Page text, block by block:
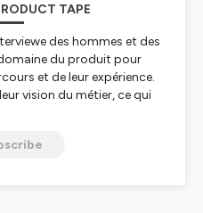
TAPE
des hommes et des
du produit pour
et de leur expérience.
vision du métier, ce qui